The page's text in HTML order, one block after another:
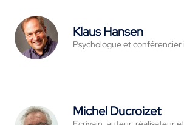
Klaus Hansen
Psychologue et
Michel Ducroizet